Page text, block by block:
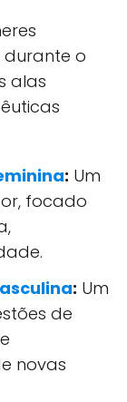
durante o
alas
: Um
focado
: Um
de
novas